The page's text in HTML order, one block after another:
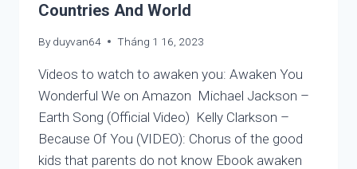
TẬP
MỐI
HỆ
VỚI
VẤN
ĐỀ
SỨC
KHỎE
Countries And World
By duyvan64 Tháng 1 16, 2023
Videos to watch to awaken you: Awaken You
Wonderful We on Amazon Michael Jackson –
Earth Song (Official Video) Kelly Clarkson –
Because Of You (VIDEO): Chorus of the good
kids that parents do not know Ebook awaken